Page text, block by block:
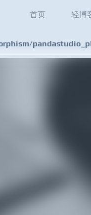
首页 轻博